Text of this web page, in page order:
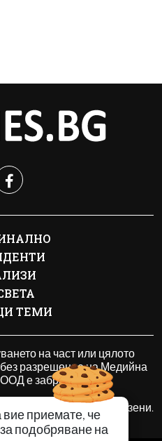
вие приемате, че
подобряване на
ТЕМИ
на част или цялото
разрешение на Медийна
е забранено.
Всички права запазени.